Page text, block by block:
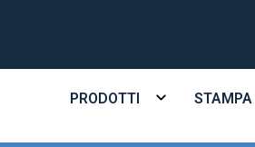
PRODOTTI STAMPA